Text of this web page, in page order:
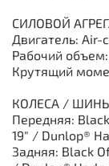
СИЛОВОЙ
Двигатель: Air-
Рабочий
Крутящий
КОЛЕСА /
Передняя:
19" / Dunlop®
Задняя: Black